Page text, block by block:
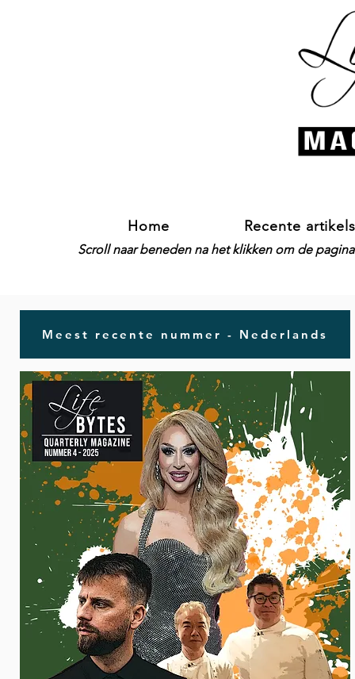
Home Recente artikels
Scroll naar beneden na het klikken om de
Meest recente nummer - Nederlands